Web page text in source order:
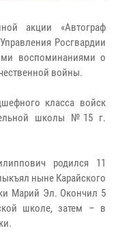
акции «Автограф
Росгвардии
воспоминаниями о
войны.
класса войск
школы №15 г.
родился 11
ныне Карайского
Марий Эл. Окончил 5
школе, затем – в